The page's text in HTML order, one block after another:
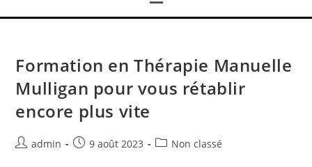
Formation en Thérapie Manuelle
Mulligan pour vous rétablir
encore plus vite
admin 9 août 2023 Non classé